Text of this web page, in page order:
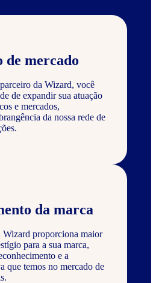
de mercado
da Wizard, você
de expandir sua atuação
e mercados,
da nossa rede de
da marca
Wizard proporciona maior
para a sua marca,
e a
que temos no mercado de